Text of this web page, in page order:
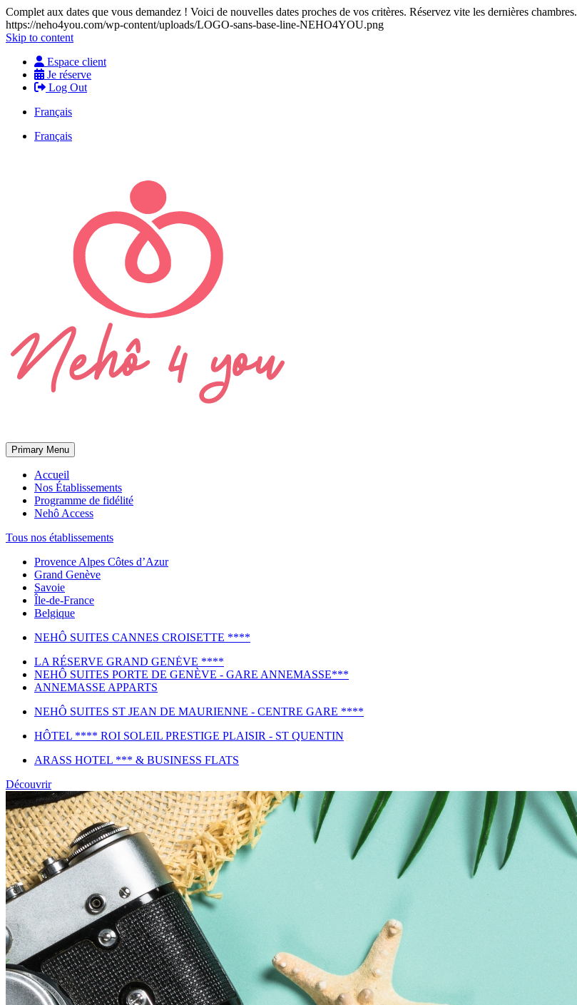
Complet aux dates que vous demandez ! Voici de nouvelles dates proches de vos critères. Réservez vite les dernières chambres.
https://neho4you.com/wp-content/uploads/LOGO-sans-base-line-NEHO4YOU.png
Skip to content
Espace client
Je réserve
Log Out
Français
Français
Primary Menu
Accueil
Nos Établissements
Programme de fidélité
Nehô Access
Tous nos établissements
Provence Alpes Côtes d’Azur
Grand Genève
Savoie
Île-de-France
Belgique
NEHÔ SUITES CANNES CROISETTE ****
LA RÉSERVE GRAND GENĖVE ****
NEHÔ SUITES PORTE DE GENÈVE - GARE ANNEMASSE***
ANNEMASSE APPARTS
NEHÔ SUITES ST JEAN DE MAURIENNE - CENTRE GARE ****
HÔTEL **** ROI SOLEIL PRESTIGE PLAISIR - ST QUENTIN
ARASS HOTEL *** & BUSINESS FLATS
Découvrir